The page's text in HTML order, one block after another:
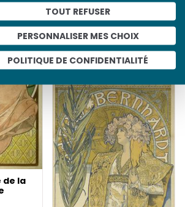
TOUT REFUSER
PERSONNALISER MES CHOIX
POLITIQUE DE CONFIDENTIALITÉ
Une caricature
d'Adolphe Thiers en
1871
de la